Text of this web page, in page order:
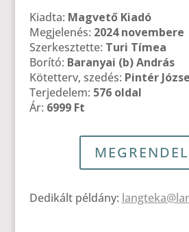
Kiadta: Magvető Kiadó
Megjelenés: 2024 novembere
Szerkesztette: Turi Tímea
Borító: Baranyai (b) András
Kötetterv, szedés: Pintér
Terjedelem: 576 oldal
Ár: 6999 Ft
Dedikált példány: